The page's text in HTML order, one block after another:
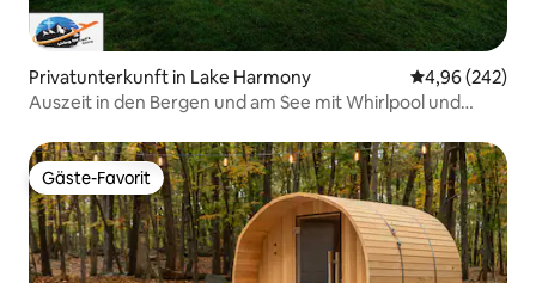
Privatunterkunft in Lake Harmony
4,96 (242)
Auszeit in den Bergen und am See mit Whirlpool und
Gäste-Favorit
Gäste-Favorit